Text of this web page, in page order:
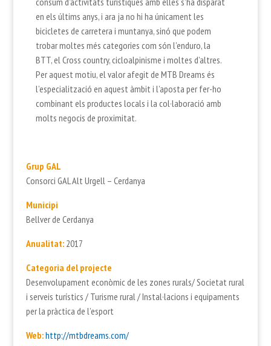
en els últims anys, i ara ja no hi ha únicament les
bicicletes de carretera i muntanya, sinó que podem
trobar moltes més categories com són l’enduro, la
BTT, el Cross country, cicloalpinisme i moltes d’altres.
Per aquest motiu, el valor afegit de MTB Dreams és
l’especialització en aquest àmbit i l’aposta per fer-ho
combinant els productes locals i la col·laboració amb
molts negocis de proximitat.
Grup GAL
Consorci GAL Alt Urgell – Cerdanya
Municipi
Bellver de Cerdanya
Anualitat:2017
Categoria del projecte
Desenvolupament econòmic de les zones rurals/ Societat rural
i serveis turístics / Turisme rural / Instal·lacions i equipaments
per la pràctica de l’esport
Web:http://mtbdreams.com/